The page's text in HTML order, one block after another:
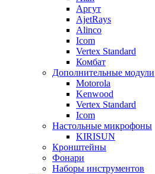
Аргут
AjetRays
Alinco
Icom
Vertex Standard
Комбат
Дополнительные модули
Motorola
Kenwood
Vertex Standard
Icom
Настольные микрофоны
KIRISUN
Кронштейны
Фонари
Наборы инструментов